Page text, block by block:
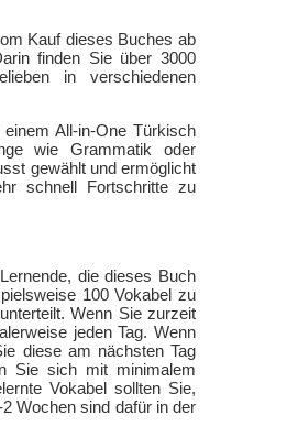
Kauf dieses Buches ab
finden Sie über 3000
in verschiedenen
All-in-One Türkisch
wie Grammatik oder
gewählt und ermöglicht
schnell Fortschritte zu
die dieses Buch
100 Vokabel zu
Wenn Sie zurzeit
jeden Tag. Wenn
diese am nächsten Tag
Sie sich mit minimalem
Vokabel sollten Sie,
Wochen sind dafür in der